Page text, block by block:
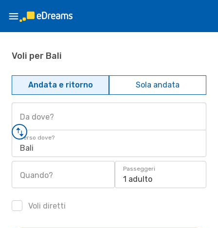
Voli per Bali
Andata e ritorno Sola andata
Da dove?
Verso dove?
Bali
Quando?
Passeggeri
1 adulto
Voli diretti